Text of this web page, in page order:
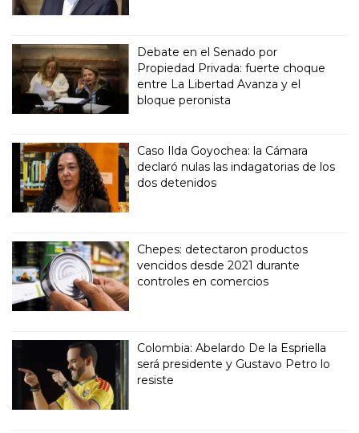
Debate en el Senado por
Propiedad Privada: fuerte choque
entre La Libertad Avanza y el
bloque peronista
Caso Ilda Goyochea: la Cámara
declaró nulas las indagatorias de los
dos detenidos
Chepes: detectaron productos
vencidos desde 2021 durante
controles en comercios
Colombia: Abelardo De la Espriella
será presidente y Gustavo Petro lo
resiste